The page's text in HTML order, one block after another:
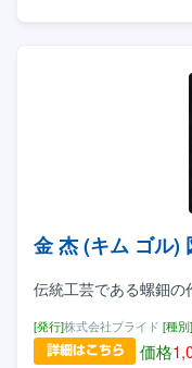
金 杰 (キム ゴル)
伝統工芸である螺鈿の
[発行]株式会社プライド [種別]
価格